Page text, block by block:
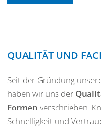
QUALITÄT UND
Seit der Gründung
haben wir uns der
Formen verschrieben.
Schnelligkeit und